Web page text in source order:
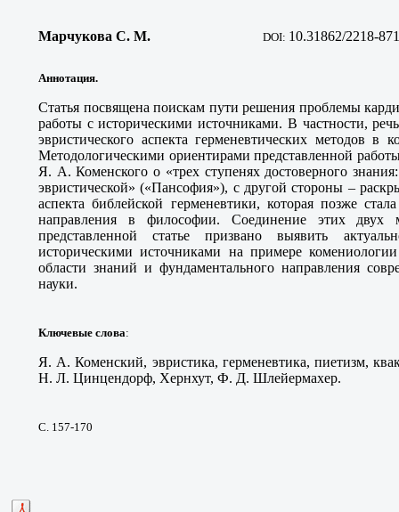
Марчукова С. М. DOI: 10.31862/2218-
Аннотация.
Статья посвящена поискам пути решения проблемы
работы с историческими источниками. В частности,
эвристического аспекта герменевтических методов в
Методологическими ориентирами представленной
Я. А. Коменского о «трех ступенях достоверного
эвристической» («Пансофия»), с другой стороны –
аспекта библейской герменевтики, которая позже
направления в философии. Соединение этих двух
представленной статье призвано выявить
историческими источниками на примере
области знаний и фундаментального направления
науки.
Ключевые слова:
Я. А. Коменский, эвристика, герменевтика, пиетизм,
Н. Л. Цинцендорф, Хернхут, Ф. Д. Шлейермахер.
С. 157-170